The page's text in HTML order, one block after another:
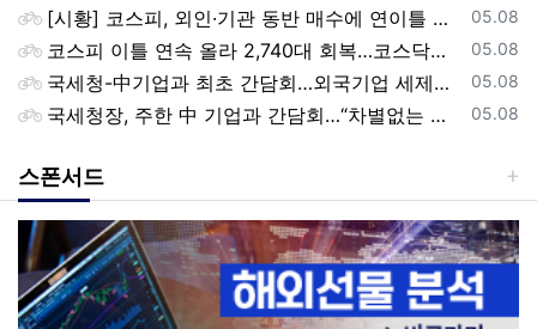
등록일
05.08
[시황] 코스피, 외인·기관 동반 매수에 연이틀 상승…2745.05 마감
등록일
05.08
코스피 이틀 연속 올라 2,740대 회복…코스닥은 강보합(종합)
등록일
05.08
국세청-中기업과 최초 간담회…외국기업 세제혜택 등 논의
등록일
05.08
국세청장, 주한 中 기업과 간담회…“차별없는 공정과세 약속”
스폰서드